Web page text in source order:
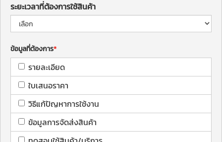
ระยะเวลาที่ต้องการใช้สินค้า
ข้อมูลที่ต้องการ
รายละเอียด
ใบเสนอราคา
วิธีแก้ปัญหาการใช้งาน
ข้อมูลการจัดส่งสินค้า